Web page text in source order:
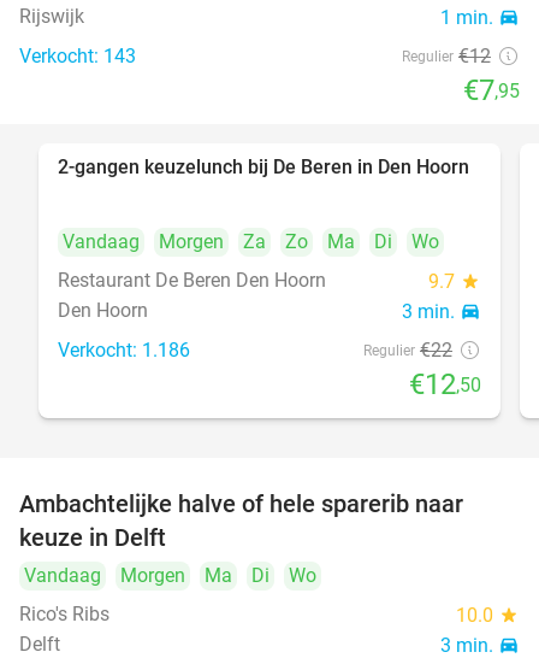
Rijswijk 1 min. directions_car
Verkocht: 143 Regulier €12
€7,95
43%
2-gangen keuzelunch bij De Beren in Den Hoorn
Vandaag Morgen Za Zo Ma Di
Wo
Restaurant De Beren Den Hoorn
9.7 star
Den Hoorn 3 min. directions_car
Verkocht: 1.186 Regulier €22
€12,50
TODAY
Ambachtelijke halve of hele sparerib naar
keuze in Delft
Vandaag Morgen Ma Di
Wo
Rico's Ribs
10.0 star
Delft 3 min. directions_car